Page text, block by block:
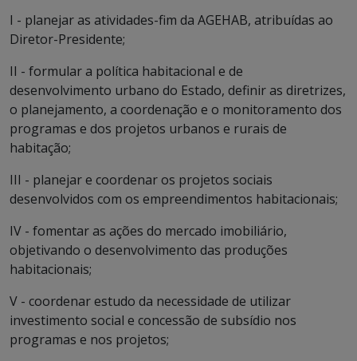
I - planejar as atividades-fim da AGEHAB, atribuídas ao
Diretor-Presidente;
II - formular a política habitacional e de
desenvolvimento urbano do Estado, definir as diretrizes,
o planejamento, a coordenação e o monitoramento dos
programas e dos projetos urbanos e rurais de
habitação;
III - planejar e coordenar os projetos sociais
desenvolvidos com os empreendimentos habitacionais;
IV - fomentar as ações do mercado imobiliário,
objetivando o desenvolvimento das produções
habitacionais;
V - coordenar estudo da necessidade de utilizar
investimento social e concessão de subsídio nos
programas e nos projetos;